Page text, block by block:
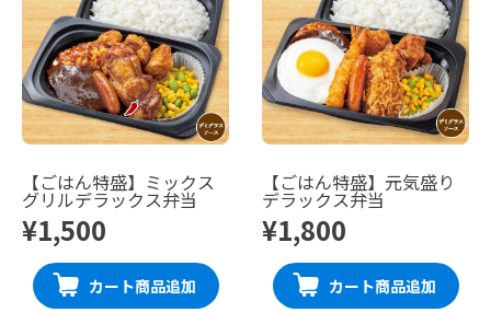
【ごはん特盛】ミックス
グリルデラックス弁当
¥1,500
カート商品追加
【ごはん特盛】元気盛り
デラックス弁当
¥1,800
カート商品追加